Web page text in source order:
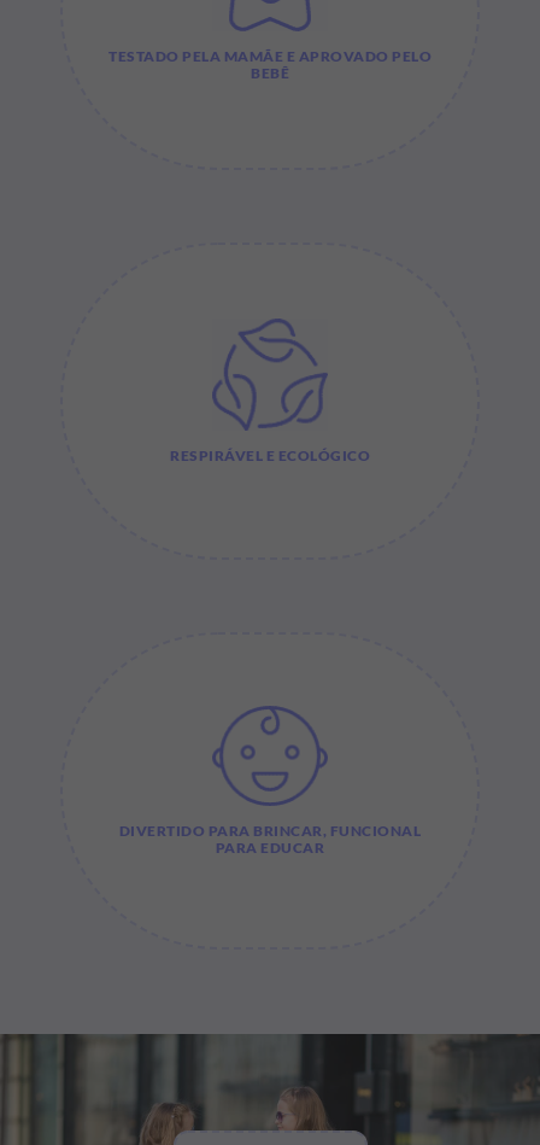
TESTADO PELA MAMÃE E APROVADO PELO
BEBÊ
RESPIRÁVEL E ECOLÓGICO
DIVERTIDO PARA BRINCAR, FUNCIONAL
PARA EDUCAR